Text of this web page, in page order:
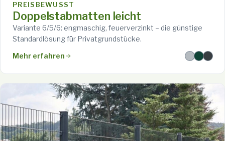
PREISBEWUSST
Doppelstabmatten leicht
Variante 6/5/6: engmaschig, feuerverzinkt – die günstige
Standardlösung für Privatgrundstücke.
Mehr erfahren